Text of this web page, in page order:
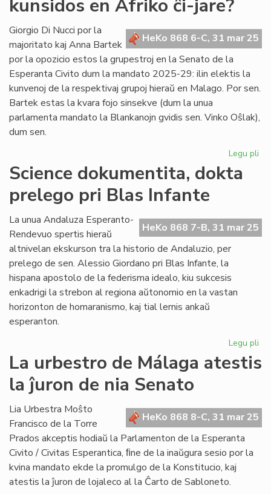
kunsidos en Afriko ĉi-jare?
HeKo 868 6-C, 31 mar 25
Giorgio Di Nucci por la
majoritato kaj Anna Bartek
por la opozicio estos la grupestroj en la Senato de la
Esperanta Civito dum la mandato 2025-29: ilin elektis la
kunvenoj de la respektivaj grupoj hieraŭ en Malago. Por sen.
Bartek estas la kvara fojo sinsekve (dum la unua
parlamenta mandato la Blankanojn gvidis sen. Vinko Oŝlak),
dum sen.
Legu pli
Science dokumentita, dokta
prelego pri Blas Infante
HeKo 868 7-B, 31 mar 25
La unua Andaluza Esperanto-
Rendevuo spertis hieraŭ
altnivelan ekskurson tra la historio de Andaluzio, per
prelego de sen. Alessio Giordano pri Blas Infante, la
hispana apostolo de la federisma idealo, kiu sukcesis
enkadrigi la strebon al regiona aŭtonomio en la vastan
horizonton de homaranismo, kaj tial lernis ankaŭ
esperanton.
Legu pli
pri
La urbestro de Málaga atestis
la ĵuron de nia Senato
HeKo 868 8-C, 31 mar 25
Lia Urbestra Moŝto
Francisco de la Torre
Prados akceptis hodiaŭ la Parlamenton de la Esperanta
Civito / Civitas Esperantica, ﬁne de la inaŭgura sesio por la
kvina mandato ekde la promulgo de la Konstitucio, kaj
atestis la ĵuron de lojaleco al la Ĉarto de Sabloneto.